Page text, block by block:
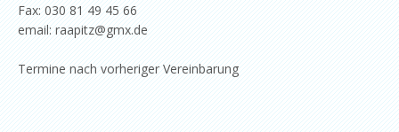
Fax: 030 81 49 45 66
email: raapitz@gmx.de
Termine nach vorheriger Vereinbarung